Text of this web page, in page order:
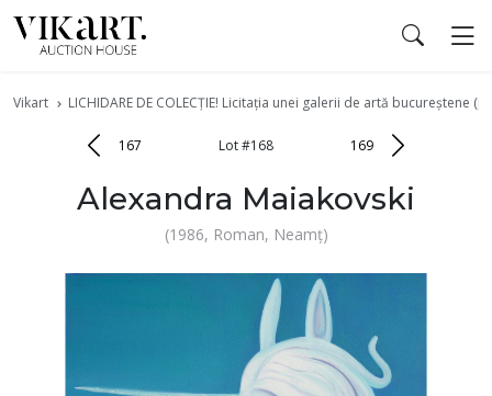
Vikart LICHIDARE DE COLECȚIE! Licitația unei galerii de artă bucureștene
167 Lot #168 169
Alexandra Maiakovski
(1986, Roman, Neamț)